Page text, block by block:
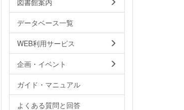
データベース一覧
WEB利用サービス
企画・イベント
ガイド・マニュアル
よくある質問と回答